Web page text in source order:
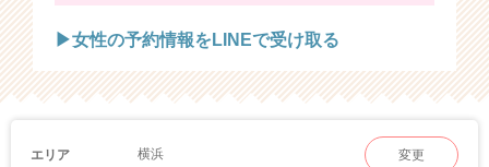
▶女性の予約情報をLINEで受け取る
エリア 横浜 変更